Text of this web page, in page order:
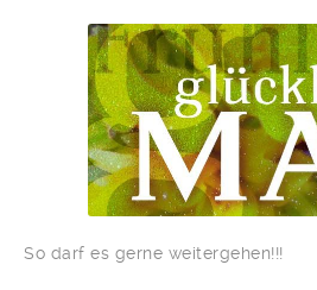
So darf es gerne weitergehen!!!